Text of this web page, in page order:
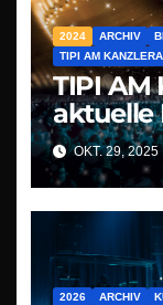
2024 ARCHIV
TIPI AM
TIPI AM
aktuelle
OKT. 29, 2025
2026 ARCHIV